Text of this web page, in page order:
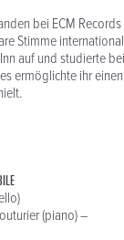
bei ECM
Stimme
auf und studierte
ermöglichte ihr
(piano) –